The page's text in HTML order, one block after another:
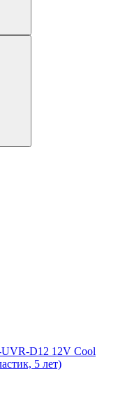
D12 12V Cool
5 лет)